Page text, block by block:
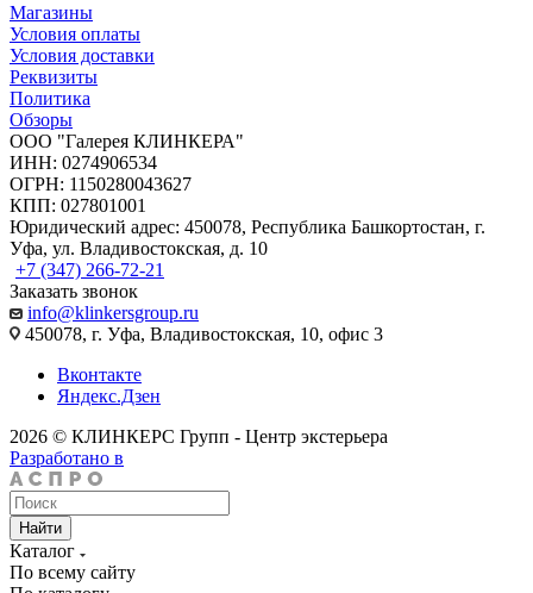
Магазины
Условия оплаты
Условия доставки
Реквизиты
Политика
Обзоры
ООО "Галерея КЛИНКЕРА"
ИНН: 0274906534
ОГРН: 1150280043627
КПП: 027801001
Юридический адрес: 450078, Республика Башкортостан, г.
Уфа, ул. Владивостокская, д. 10
+7 (347) 266-72-21
Заказать звонок
info@klinkersgroup.ru
450078, г. Уфа, Владивостокская, 10, офис 3
Вконтакте
Яндекс.Дзен
2026 © КЛИНКЕРС Групп - Центр экстерьера
Разработано в
Найти
Каталог
По всему сайту